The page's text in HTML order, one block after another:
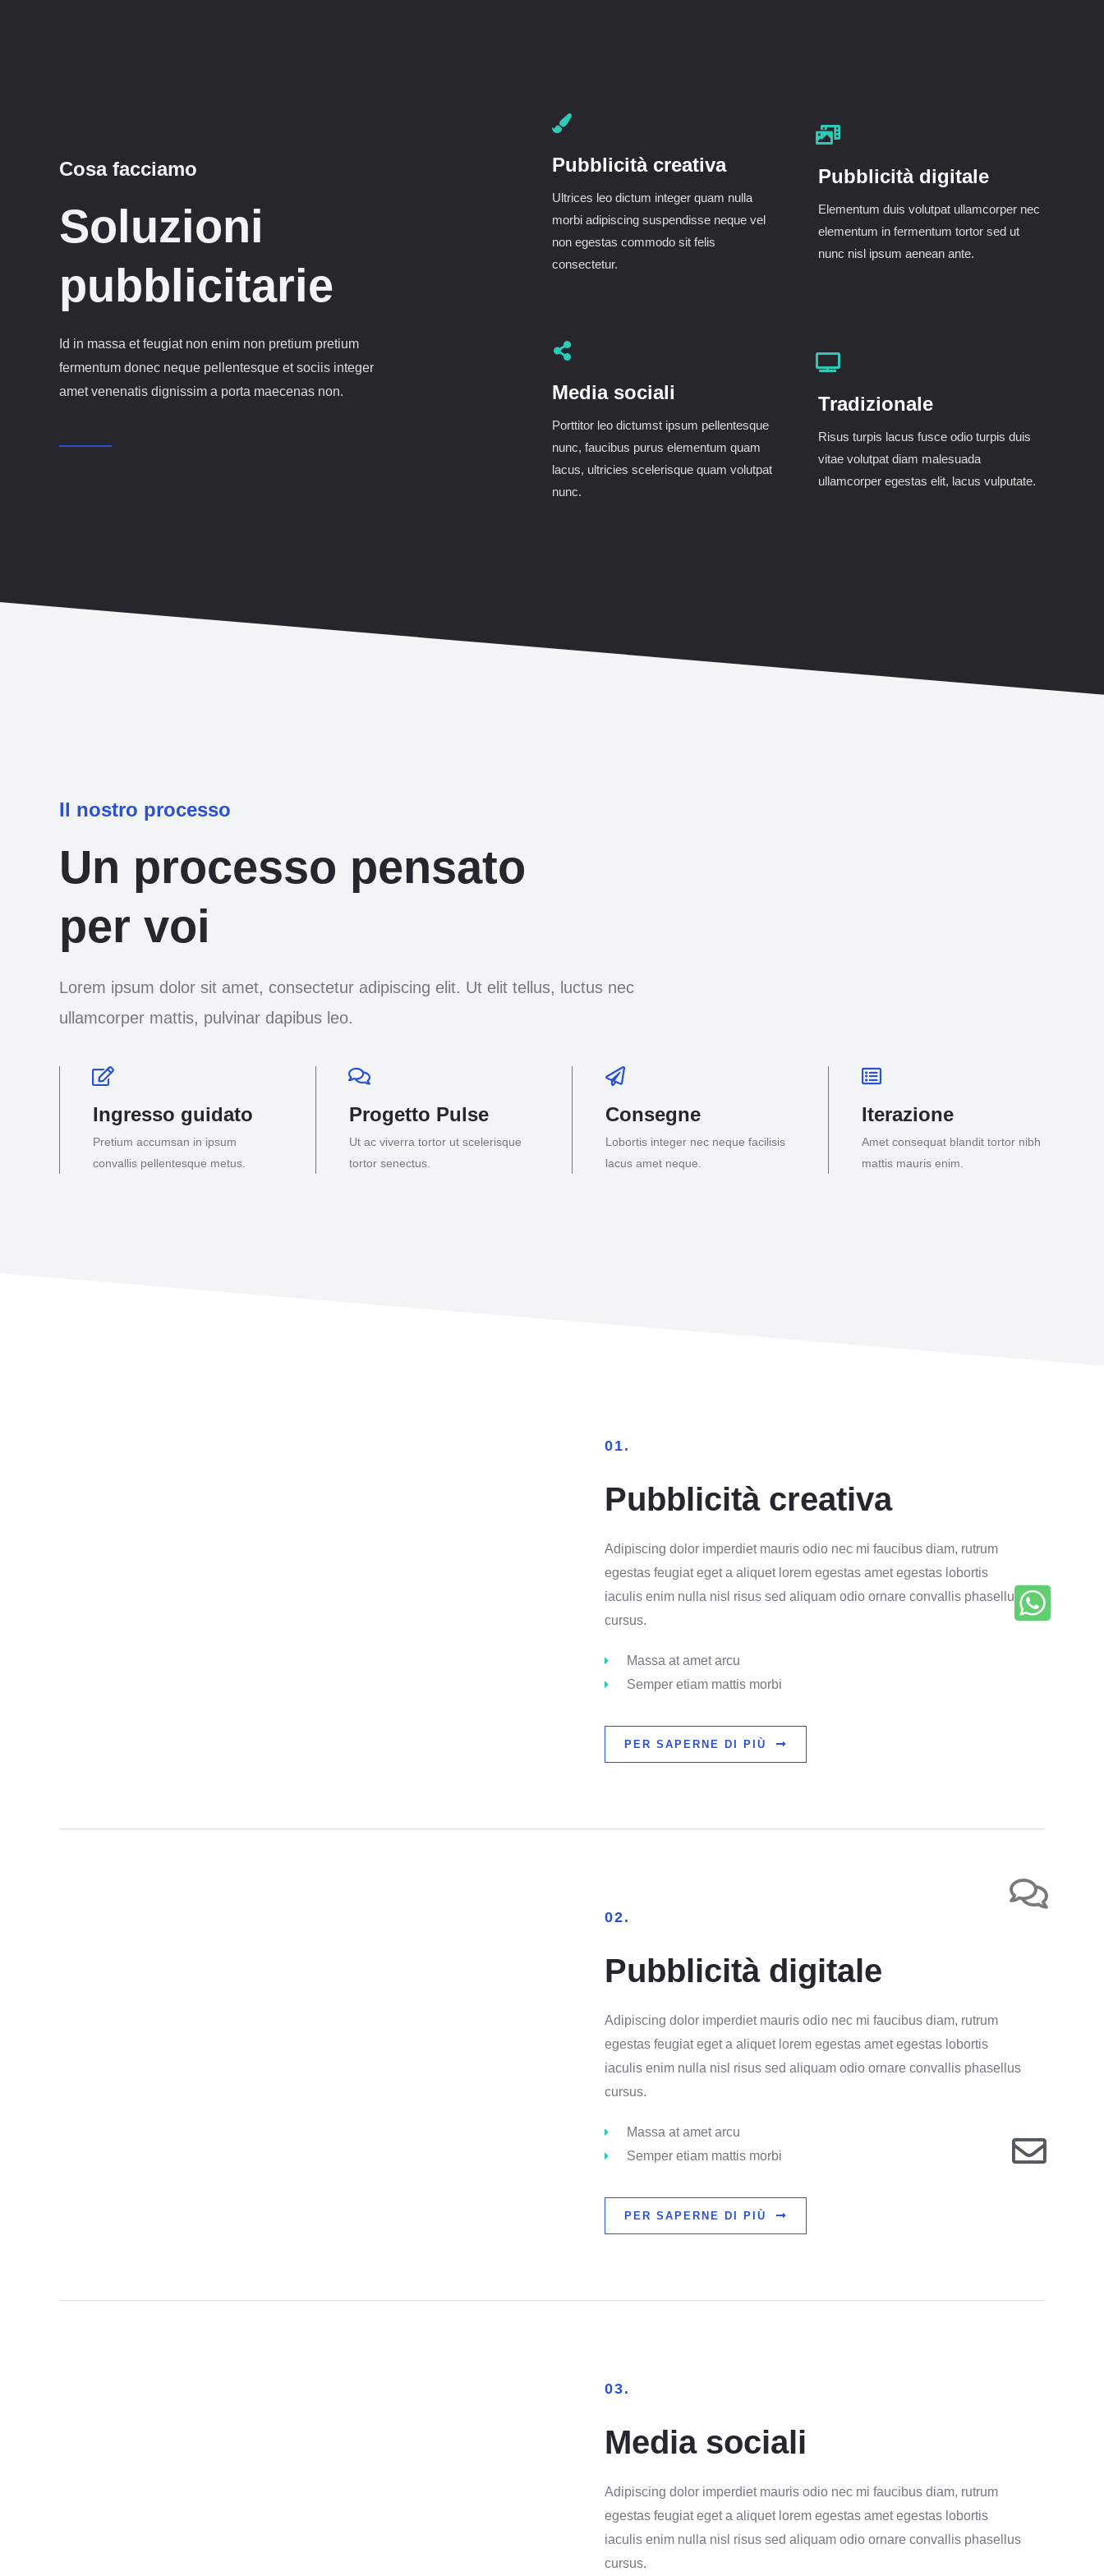
Cosa facciamo
Soluzioni
pubblicitarie
Id in massa et feugiat non enim non pretium pretium
fermentum donec neque pellentesque et sociis integer
amet venenatis dignissim a porta maecenas non.
Pubblicità creativa
Ultrices leo dictum integer quam nulla
morbi adipiscing suspendisse neque vel
non egestas commodo sit felis
consectetur.
Pubblicità digitale
Elementum duis volutpat ullamcorper nec
elementum in fermentum tortor sed ut
nunc nisl ipsum aenean ante.
Media sociali
Porttitor leo dictumst ipsum pellentesque
nunc, faucibus purus elementum quam
lacus, ultricies scelerisque quam volutpat
nunc.
Tradizionale
Risus turpis lacus fusce odio turpis duis
vitae volutpat diam malesuada
ullamcorper egestas elit, lacus vulputate.
Il nostro processo
Un processo pensato
per voi
Lorem ipsum dolor sit amet, consectetur adipiscing elit. Ut elit tellus, luctus nec
ullamcorper mattis, pulvinar dapibus leo.
Ingresso guidato
Pretium accumsan in ipsum
convallis pellentesque metus.
Progetto Pulse
Ut ac viverra tortor ut scelerisque
tortor senectus.
Consegne
Lobortis integer nec neque facilisis
lacus amet neque.
Iterazione
Amet consequat blandit tortor nibh
mattis mauris enim.
01.
Pubblicità creativa
Adipiscing dolor imperdiet mauris odio nec mi faucibus diam, rutrum
egestas feugiat eget a aliquet lorem egestas amet egestas lobortis
iaculis enim nulla nisl risus sed aliquam odio ornare convallis phasellus
cursus.
Massa at amet arcu
Semper etiam mattis morbi
PER SAPERNE DI PIÙ
02.
Pubblicità digitale
Adipiscing dolor imperdiet mauris odio nec mi faucibus diam, rutrum
egestas feugiat eget a aliquet lorem egestas amet egestas lobortis
iaculis enim nulla nisl risus sed aliquam odio ornare convallis phasellus
cursus.
Massa at amet arcu
Semper etiam mattis morbi
PER SAPERNE DI PIÙ
03.
Media sociali
Adipiscing dolor imperdiet mauris odio nec mi faucibus diam, rutrum
egestas feugiat eget a aliquet lorem egestas amet egestas lobortis
iaculis enim nulla nisl risus sed aliquam odio ornare convallis phasellus
cursus.